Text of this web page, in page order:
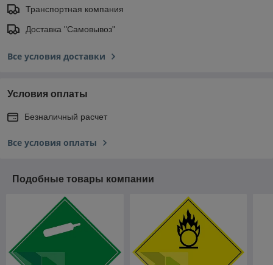
Транспортная компания
Доставка "Самовывоз"
Все условия доставки
Условия оплаты
Безналичный расчет
Все условия оплаты
Подобные товары компании